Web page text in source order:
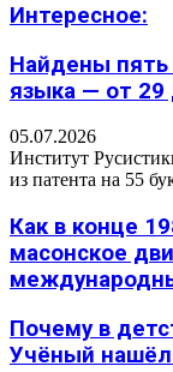
Интересное:
Найдены пять
языка — от 29
05.07.2026
Институт
из патента на 55
Как в конце
масонское
Почему в
Учёный нашёл